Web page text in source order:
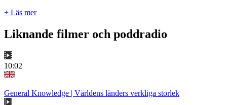
+ Läs mer
Liknande filmer och poddradio
10:02
General Knowledge | Världens länders verkliga storlek